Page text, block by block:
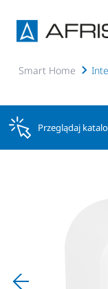
Smart Home
Przeglądaj